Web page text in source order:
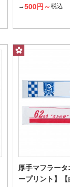
名入れなし
→500円～税込
厚手マフラー
ープリント】【